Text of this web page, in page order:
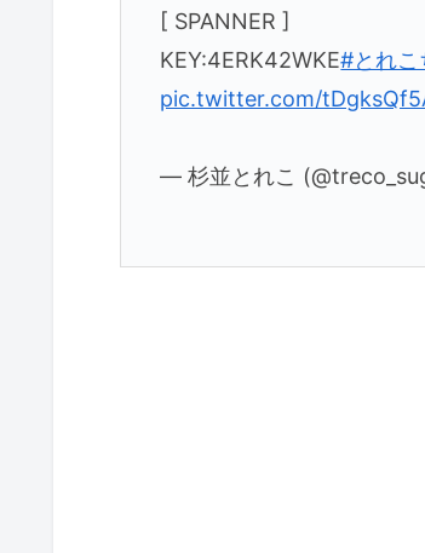
[ SPANNER ]
KEY:4ERK42WKE#とれこ
pic.twitter.com/
— 杉並とれこ